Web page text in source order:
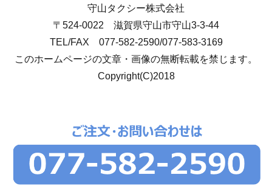
守山タクシー株式会社
〒524-0022 滋賀県守山市守山3-3-44
TEL/FAX 077-582-2590/077-583-3169
このホームページの文章・画像の無断転載を禁じます。
Copyright(C)2018